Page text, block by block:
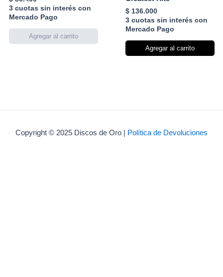
3 cuotas sin interés con
Mercado Pago
$136.000
3 cuotas sin interés con
Mercado Pago
Agregar al carrito
Copyright © 2025 Discos de Oro | Política de Devoluciones